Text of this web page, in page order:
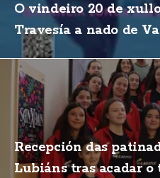
O vindeiro 20 de
Travesía a nado de
Recepción das
Lubiáns tras acadar